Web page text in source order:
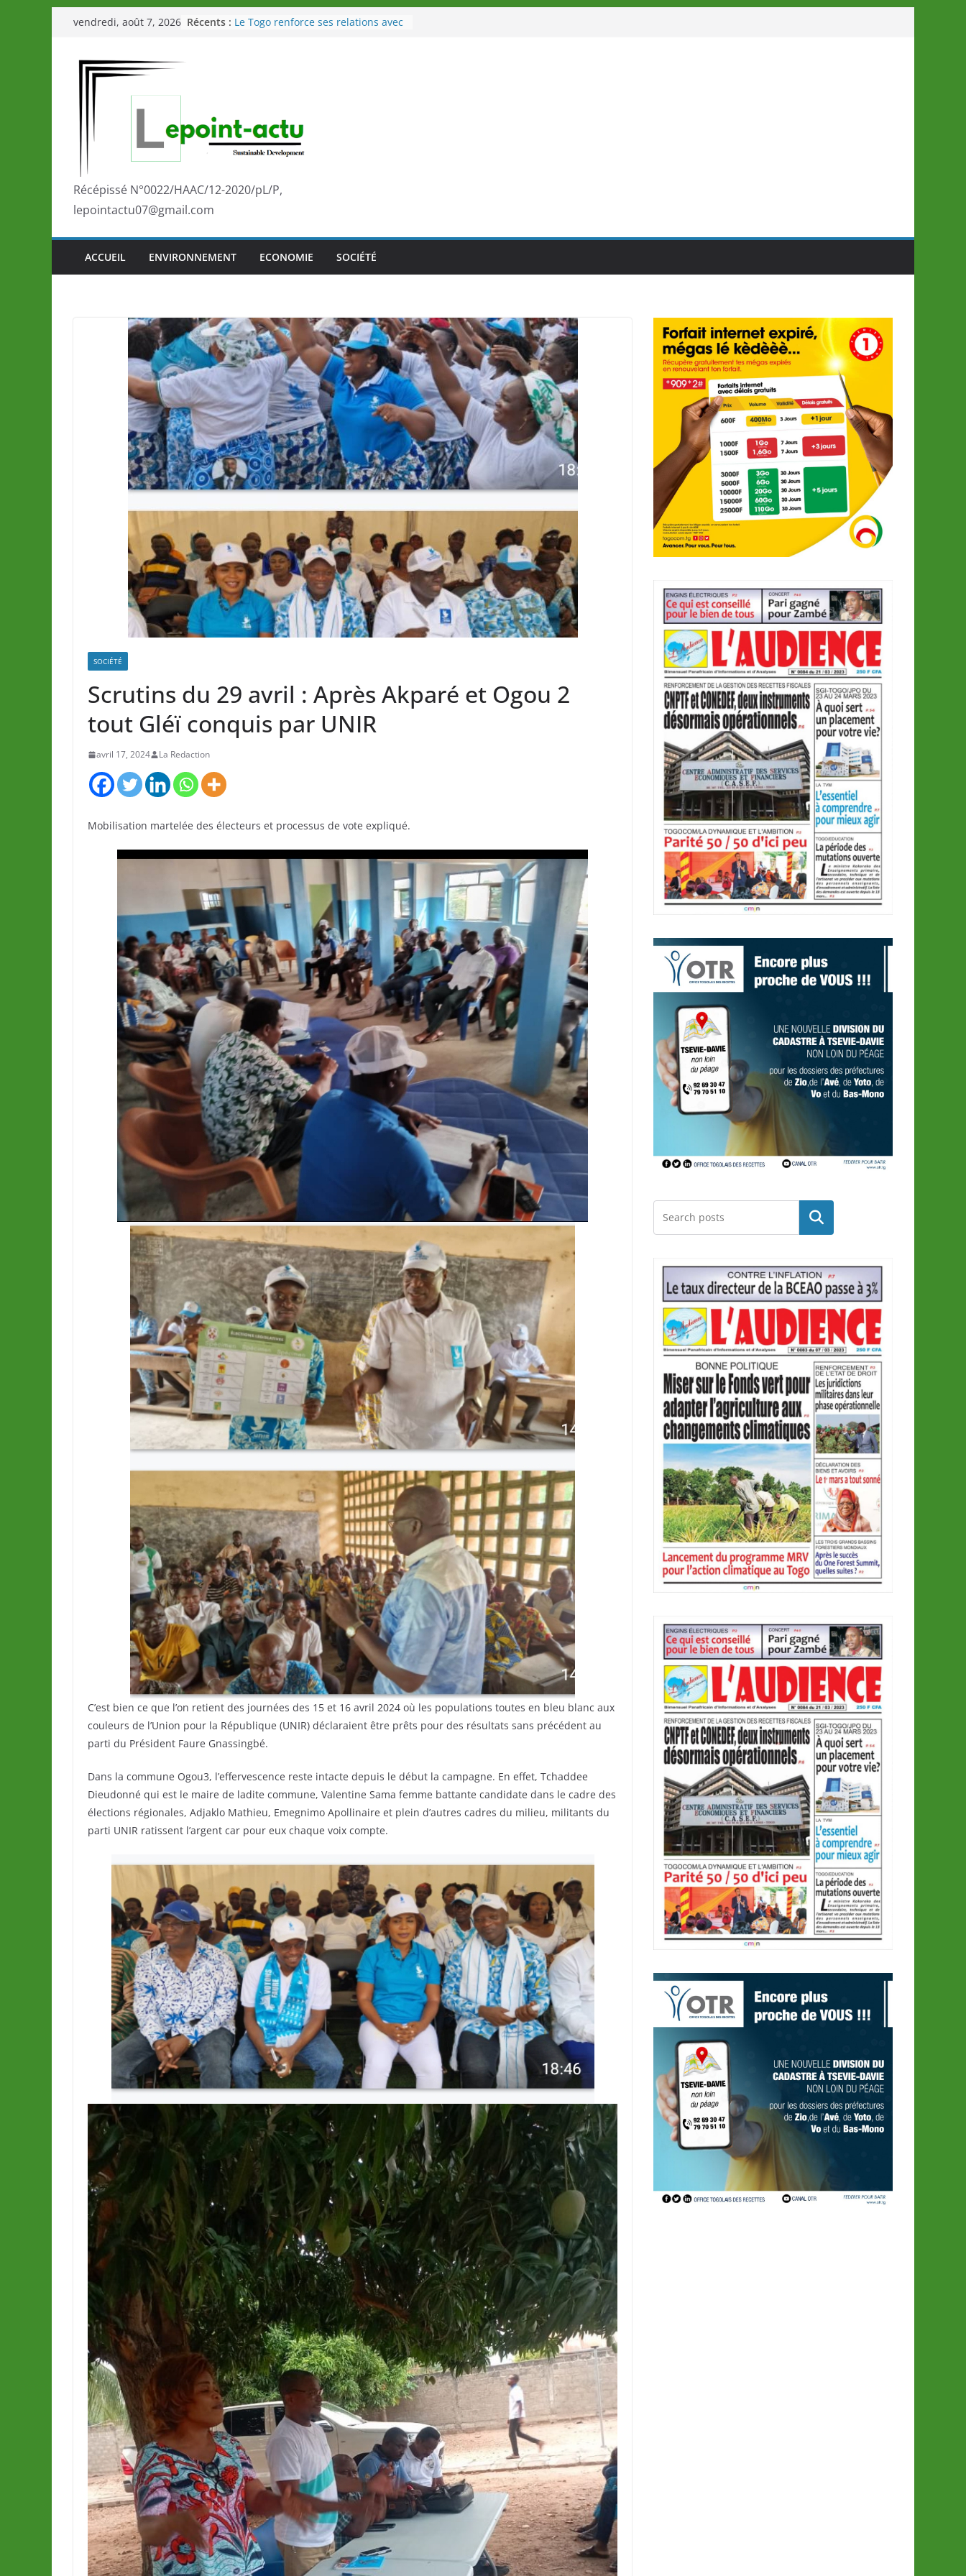
Passer
contenu
vendredi, août 7, 2026 Récents : Le Togo renforce ses relations avec
marque de confiance au Togo sur
la scène internationale au-delà des
performances de ses athlètes
développement?
Récépissé N°0022/HAAC/12-2020/pL/P,
lepointactu07@gmail.com
ACCUEIL ENVIRONNEMENT ECONOMIE SOCIÉTÉ
SOCIÉTÉ
Scrutins du 29 avril : Après Akparé et Ogou 2
tout Gléï conquis par UNIR
avril 17, 2024 La Redaction
Mobilisation martelée des électeurs et processus de vote expliqué.
C’est bien ce que l’on retient des journées des 15 et 16 avril 2024 où les populations toutes en bleu blanc aux
couleurs de l’Union pour la République (UNIR) déclaraient être prêts pour des résultats sans précédent au
parti du Président Faure Gnassingbé.
Dans la commune Ogou3, l’effervescence reste intacte depuis le début la campagne. En effet, Tchaddee
Dieudonné qui est le maire de ladite commune, Valentine Sama femme battante candidate dans le cadre des
élections régionales, Adjaklo Mathieu, Emegnimo Apollinaire et plein d’autres cadres du milieu, militants du
parti UNIR ratissent l’argent car pour eux chaque voix compte.
Rechercher